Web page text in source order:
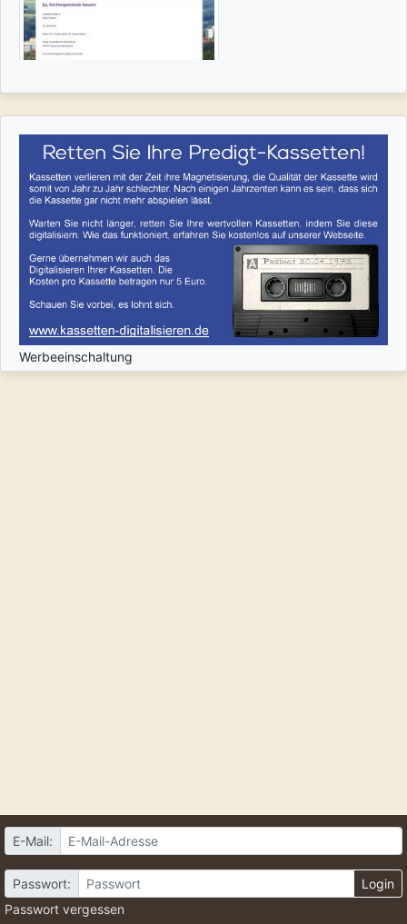
Werbeeinschaltung
E-Mail:
Passwort:
Login
Passwort vergessen